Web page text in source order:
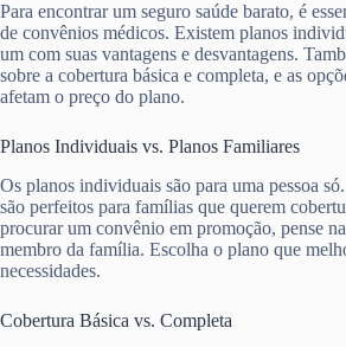
Para encontrar um seguro saúde barato, é
de convênios médicos. Existem planos
um com suas vantagens e desvantagens.
sobre a cobertura básica e completa, e as
afetam o preço do plano.
Planos Individuais vs. Planos Familiares
Os planos individuais são para uma pessoa
são perfeitos para famílias que querem
procurar um convênio em promoção, pense
membro da família. Escolha o plano que
necessidades.
Cobertura Básica vs. Completa